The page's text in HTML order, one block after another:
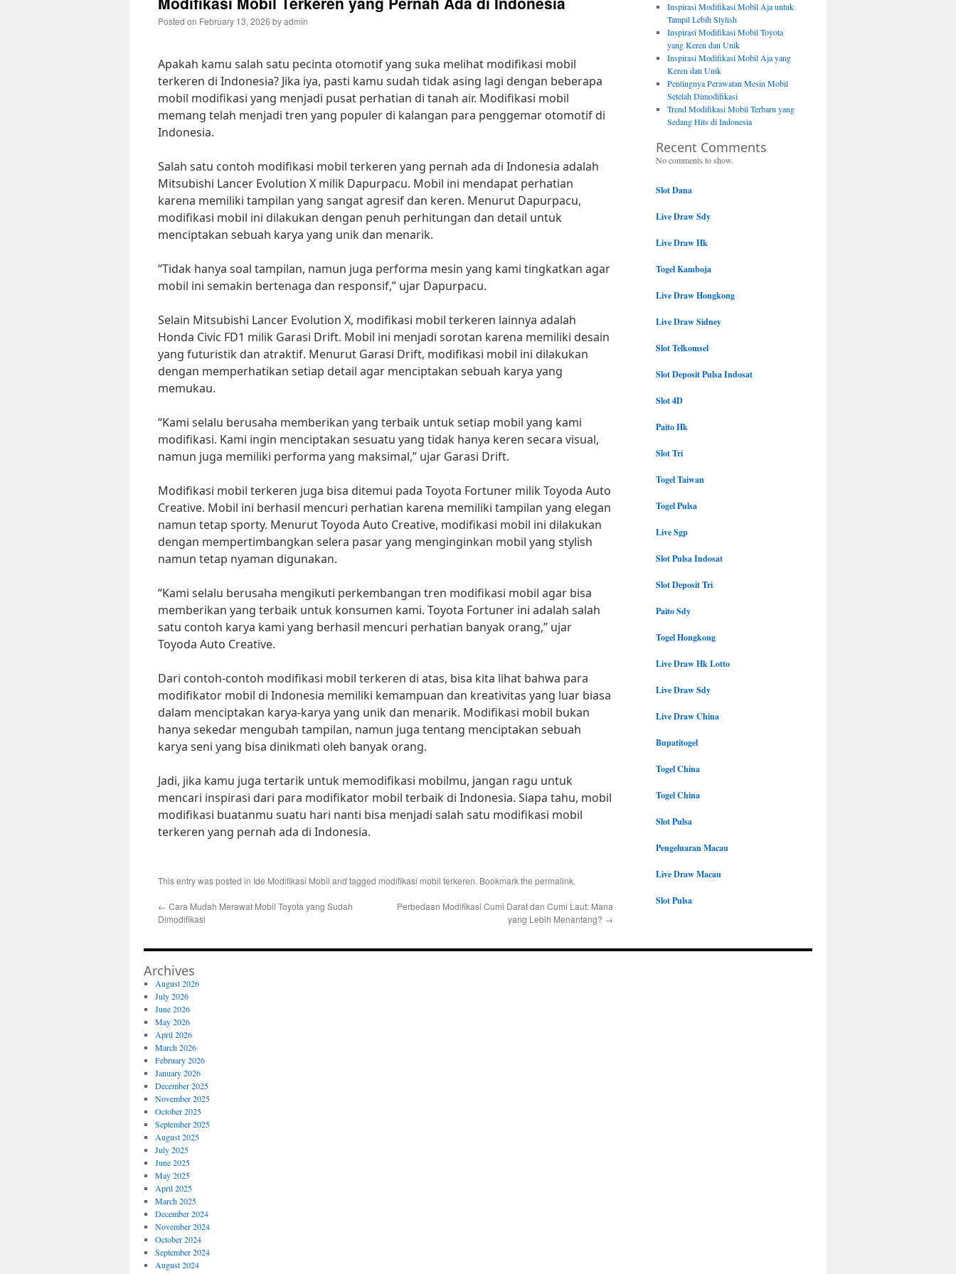
Posted on February 13, 2026 byadmin
Apakah kamu salah satu pecinta otomotif yang suka melihat modifikasi mobil
terkeren di Indonesia? Jika iya, pasti kamu sudah tidak asing lagi dengan beberapa
mobil modifikasi yang menjadi pusat perhatian di tanah air. Modifikasi mobil
memang telah menjadi tren yang populer di kalangan para penggemar otomotif di
Indonesia.
Salah satu contoh modifikasi mobil terkeren yang pernah ada di Indonesia adalah
Mitsubishi Lancer Evolution X milik Dapurpacu. Mobil ini mendapat perhatian
karena memiliki tampilan yang sangat agresif dan keren. Menurut Dapurpacu,
modifikasi mobil ini dilakukan dengan penuh perhitungan dan detail untuk
menciptakan sebuah karya yang unik dan menarik.
“Tidak hanya soal tampilan, namun juga performa mesin yang kami tingkatkan agar
mobil ini semakin bertenaga dan responsif,” ujar Dapurpacu.
Selain Mitsubishi Lancer Evolution X, modifikasi mobil terkeren lainnya adalah
Honda Civic FD1 milik Garasi Drift. Mobil ini menjadi sorotan karena memiliki desain
yang futuristik dan atraktif. Menurut Garasi Drift, modifikasi mobil ini dilakukan
dengan memperhatikan setiap detail agar menciptakan sebuah karya yang
memukau.
“Kami selalu berusaha memberikan yang terbaik untuk setiap mobil yang kami
modifikasi. Kami ingin menciptakan sesuatu yang tidak hanya keren secara visual,
namun juga memiliki performa yang maksimal,” ujar Garasi Drift.
Modifikasi mobil terkeren juga bisa ditemui pada Toyota Fortuner milik Toyoda Auto
Creative. Mobil ini berhasil mencuri perhatian karena memiliki tampilan yang elegan
namun tetap sporty. Menurut Toyoda Auto Creative, modifikasi mobil ini dilakukan
dengan mempertimbangkan selera pasar yang menginginkan mobil yang stylish
namun tetap nyaman digunakan.
“Kami selalu berusaha mengikuti perkembangan tren modifikasi mobil agar bisa
memberikan yang terbaik untuk konsumen kami. Toyota Fortuner ini adalah salah
satu contoh karya kami yang berhasil mencuri perhatian banyak orang,” ujar
Toyoda Auto Creative.
Dari contoh-contoh modifikasi mobil terkeren di atas, bisa kita lihat bahwa para
modifikator mobil di Indonesia memiliki kemampuan dan kreativitas yang luar biasa
dalam menciptakan karya-karya yang unik dan menarik. Modifikasi mobil bukan
hanya sekedar mengubah tampilan, namun juga tentang menciptakan sebuah
karya seni yang bisa dinikmati oleh banyak orang.
Jadi, jika kamu juga tertarik untuk memodifikasi mobilmu, jangan ragu untuk
mencari inspirasi dari para modifikator mobil terbaik di Indonesia. Siapa tahu, mobil
modifikasi buatanmu suatu hari nanti bisa menjadi salah satu modifikasi mobil
terkeren yang pernah ada di Indonesia.
This entry was posted in Ide Modifikasi Mobil and tagged modifikasi mobil terkeren. Bookmark the permalink.
← Cara Mudah Merawat Mobil Toyota yang Sudah
Dimodifikasi
Perbedaan Modifikasi Cumi Darat dan Cumi Laut: Mana
yang Lebih Menantang? →
Inspirasi Modifikasi Mobil Aja untuk
Tampil Lebih Stylish
Inspirasi Modifikasi Mobil Toyota
yang Keren dan Unik
Inspirasi Modifikasi Mobil Aja yang
Keren dan Unik
Pentingnya Perawatan Mesin Mobil
Setelah Dimodifikasi
Trend Modifikasi Mobil Terbaru yang
Sedang Hits di Indonesia
Recent Comments
No comments to show.
Slot Dana
Live Draw Sdy
Live Draw Hk
Togel Kamboja
Live Draw Hongkong
Live Draw Sidney
Slot Telkomsel
Slot Deposit Pulsa Indosat
Slot 4D
Paito Hk
Slot Tri
Togel Taiwan
Togel Pulsa
Live Sgp
Slot Pulsa Indosat
Slot Deposit Tri
Paito Sdy
Togel Hongkong
Live Draw Hk Lotto
Live Draw Sdy
Live Draw China
Bupatitogel
Togel China
Togel China
Slot Pulsa
Pengeluaran Macau
Live Draw Macau
Slot Pulsa
Archives
August 2026
July 2026
June 2026
May 2026
April 2026
March 2026
February 2026
January 2026
December 2025
November 2025
October 2025
September 2025
August 2025
July 2025
June 2025
May 2025
April 2025
March 2025
December 2024
November 2024
October 2024
September 2024
August 2024